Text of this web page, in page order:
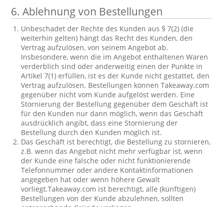
6. Ablehnung von Bestellungen
Unbeschadet der Rechte des Kunden aus § 7(2) (die
weiterhin gelten) hängt das Recht des Kunden, den
Vertrag aufzulösen, von seinem Angebot ab.
Insbesondere, wenn die im Angebot enthaltenen Waren
verderblich sind oder anderweitig einen der Punkte in
Artikel 7(1) erfüllen, ist es der Kunde nicht gestattet, den
Vertrag aufzulösen. Bestellungen können Takeaway.com
gegenüber nicht vom Kunde aufgelöst werden. Eine
Stornierung der Bestellung gegenüber dem Geschäft ist
für den Kunden nur dann möglich, wenn das Geschäft
ausdrücklich angibt, dass eine Stornierung der
Bestellung durch den Kunden möglich ist.
Das Geschäft ist berechtigt, die Bestellung zu stornieren,
z.B. wenn das Angebot nicht mehr verfügbar ist, wenn
der Kunde eine falsche oder nicht funktionierende
Telefonnummer oder andere Kontaktinformationen
angegeben hat oder wenn höhere Gewalt
vorliegt.Takeaway.com ist berechtigt, alle (künftigen)
Bestellungen von der Kunde abzulehnen, sollten